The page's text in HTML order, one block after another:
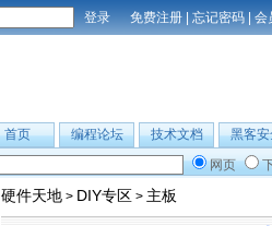
免费注册 | 忘记密码 | 会
首页 编程论坛 技术文档
黑客安
网页
硬件天地 > DIY专区 > 主板